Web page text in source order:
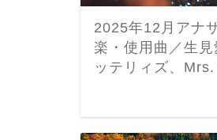
2025年12月アナ
楽・使用曲／生
ッテリィズ、